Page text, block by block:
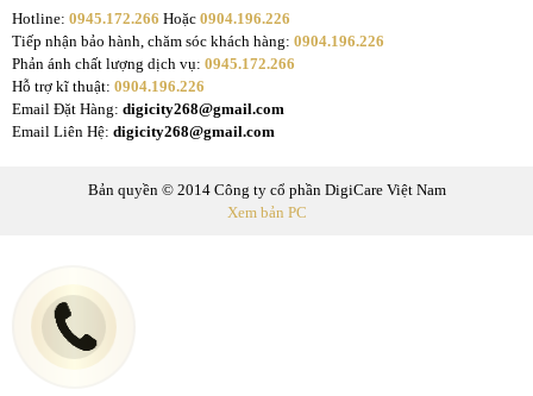
Hotline: 0945.172.266 Hoặc 0904.196.226
Tiếp nhận bảo hành, chăm sóc khách hàng: 0904.196.226
Phản ánh chất lượng dịch vụ: 0945.172.266
Hỗ trợ kĩ thuật: 0904.196.226
Email Đặt Hàng: digicity268@gmail.com
Email Liên Hệ: digicity268@gmail.com
Bản quyền © 2014 Công ty cổ phần DigiCare Việt Nam
Xem bản PC